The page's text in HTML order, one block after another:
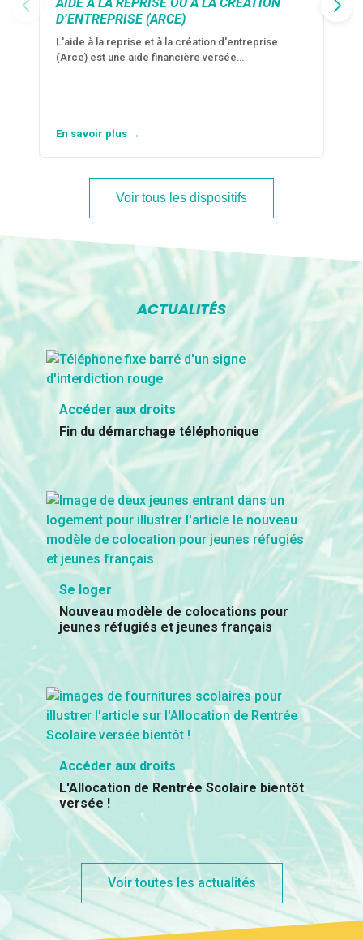
D’ENTREPRISE (ARCE)
L'aide à la reprise et à la création d'entreprise
(Arce) est une aide financière versée…
En savoir plus →
Voir tous les dispositifs
ACTUALITÉS
Accéder aux droits
Fin du démarchage téléphonique
Se loger
Nouveau modèle de colocations pour
jeunes réfugiés et jeunes français
Accéder aux droits
L'Allocation de Rentrée Scolaire bientôt
versée !
Voir toutes les actualités